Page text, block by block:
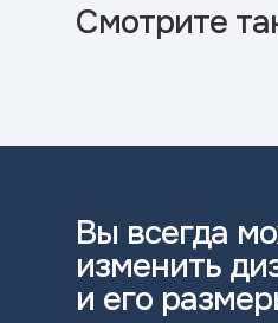
Смотрите
Вы всегда
изменить
и его